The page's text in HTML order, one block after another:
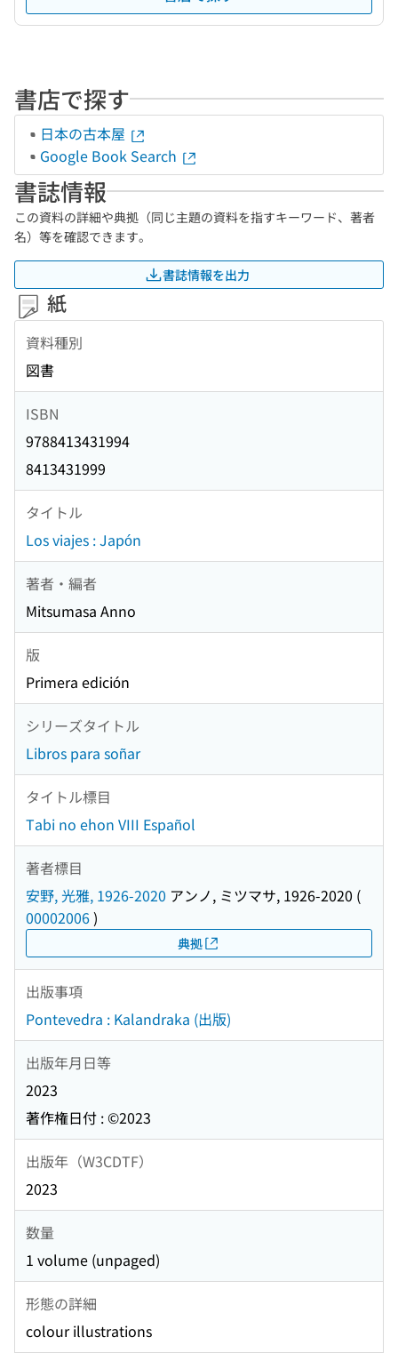
書店で探す
日本の古本屋
Google Book Search
書誌情報
この資料の詳細や典拠（同じ主題の資料を指すキーワード、著者
名）等を確認できます。
書誌情報を出力
紙
資料種別
図書
ISBN
9788413431994
8413431999
タイトル
Los viajes : Japón
著者・編者
Mitsumasa Anno
版
Primera edición
シリーズタイトル
Libros para soñar
タイトル標目
Tabi no ehon VIII Español
著者標目
安野, 光雅, 1926-2020 アンノ, ミツマサ, 1926-2020 (
00002006)
典拠
出版事項
Pontevedra : Kalandraka (出版)
出版年月日等
2023
著作権日付 : ©2023
出版年（W3CDTF）
2023
数量
1 volume (unpaged)
形態の詳細
colour illustrations